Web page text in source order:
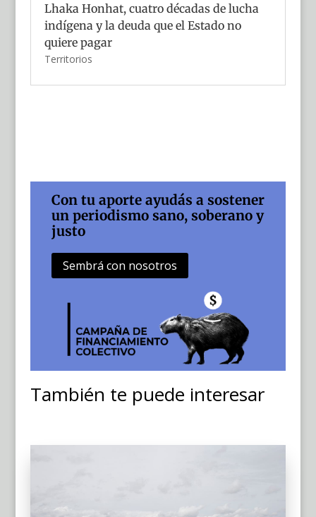
Lhaka Honhat, cuatro décadas de lucha
indígena y la deuda que el Estado no
quiere pagar
Territorios
Con tu aporte ayudás a sostener
un periodismo sano, soberano y
justo
Sembrá con nosotros
También te puede interesar